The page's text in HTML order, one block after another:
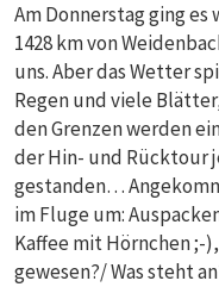
Am Donnerstag ging es
1428 km von
uns. Aber das Wetter
Regen und viele
den Grenzen werden
der Hin- und Rücktour
gestanden…
im Fluge um:
Kaffee mit Hörnchen ;-
gewesen?/ Was steht